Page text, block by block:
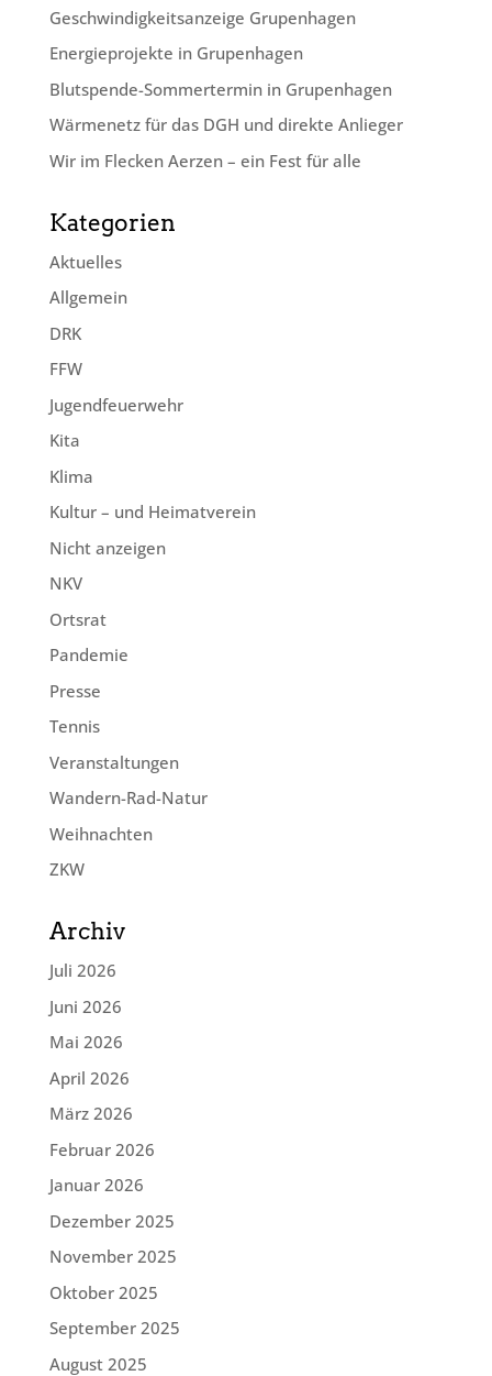
Geschwindig­keits­anzeige Grupenhagen
Energieprojekte in Grupenhagen
Blutspende-Sommertermin in Grupenhagen
Wärmenetz für das DGH und direkte Anlieger
Wir im Flecken Aerzen – ein Fest für alle
Kategorien
Aktuelles
Allgemein
DRK
FFW
Jugendfeuerwehr
Kita
Klima
Kultur – und Heimatverein
Nicht anzeigen
NKV
Ortsrat
Pandemie
Presse
Tennis
Veranstaltungen
Wandern-Rad-Natur
Weihnachten
ZKW
Archiv
Juli 2026
Juni 2026
Mai 2026
April 2026
März 2026
Februar 2026
Januar 2026
Dezember 2025
November 2025
Oktober 2025
September 2025
August 2025